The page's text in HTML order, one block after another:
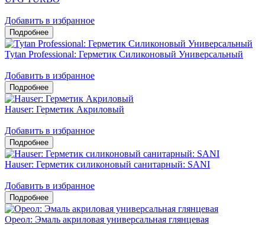
Добавить в избранное
Tytan Professional: Герметик Силиконовый Универсальный
Добавить в избранное
Hauser: Герметик Акриловый
Добавить в избранное
Hauser: Герметик силиконовый санитарный: SANI
Добавить в избранное
Ореол: Эмаль акриловая универсальная глянцевая